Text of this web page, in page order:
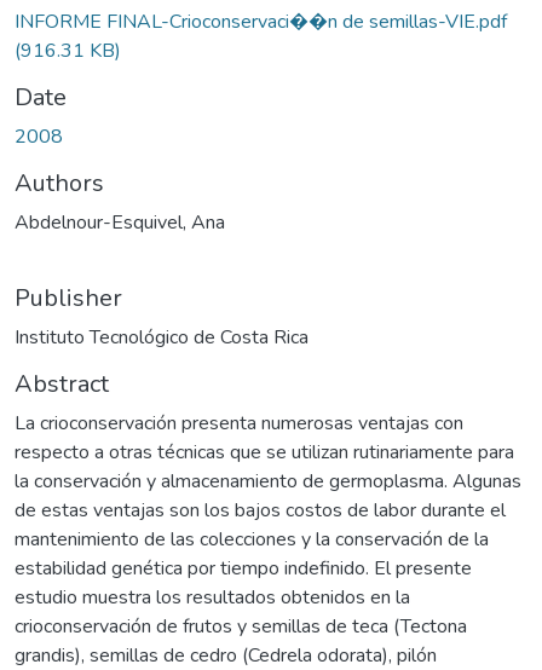
INFORME FINAL-Crioconservaci��n de semillas-VIE.pdf
(916.31 KB)
Date
2008
Authors
Abdelnour-Esquivel, Ana
Publisher
Instituto Tecnológico de Costa Rica
Abstract
La crioconservación presenta numerosas ventajas con
respecto a otras técnicas que se utilizan rutinariamente para
la conservación y almacenamiento de germoplasma. Algunas
de estas ventajas son los bajos costos de labor durante el
mantenimiento de las colecciones y la conservación de la
estabilidad genética por tiempo indefinido. El presente
estudio muestra los resultados obtenidos en la
crioconservación de frutos y semillas de teca (Tectona
grandis), semillas de cedro (Cedrela odorata), pilón